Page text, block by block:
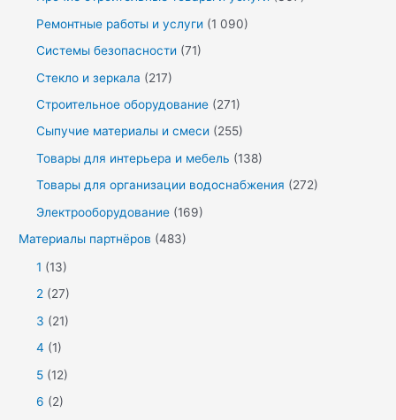
Ремонтные работы и услуги (1 090)
Системы безопасности (71)
Стекло и зеркала (217)
Строительное оборудование (271)
Сыпучие материалы и смеси (255)
Товары для интерьера и мебель (138)
Товары для организации водоснабжения (272)
Электрооборудование (169)
Материалы партнёров (483)
1 (13)
2 (27)
3 (21)
4 (1)
5 (12)
6 (2)